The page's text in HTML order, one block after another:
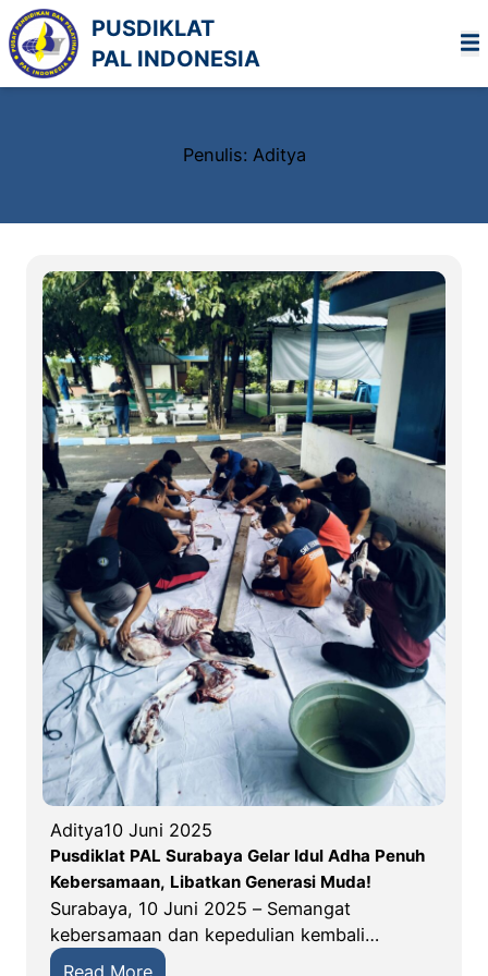
Lewati
ke
konten
PUSDIKLAT
PAL INDONESIA
Penulis: Aditya
Aditya10 Juni 2025
Pusdiklat PAL Surabaya Gelar Idul Adha Penuh
Kebersamaan, Libatkan Generasi Muda!
Surabaya, 10 Juni 2025 – Semangat
kebersamaan dan kepedulian kembali…
: